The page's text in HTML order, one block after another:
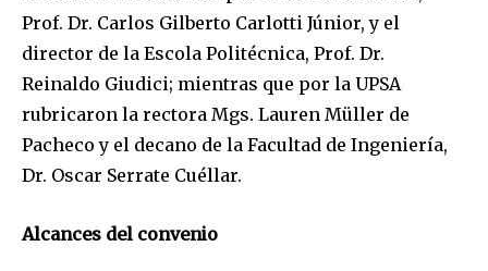
Prof. Dr. Carlos Gilberto Carlotti Júnior, y el
director de la Escola Politécnica, Prof. Dr.
Reinaldo Giudici; mientras que por la UPSA
rubricaron la rectora Mgs. Lauren Müller de
Pacheco y el decano de la Facultad de Ingeniería,
Dr. Oscar Serrate Cuéllar.
Alcances del convenio